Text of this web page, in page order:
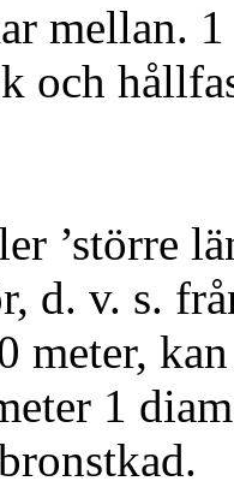
mellan.
och
’större
d. v. s.
meter,
1